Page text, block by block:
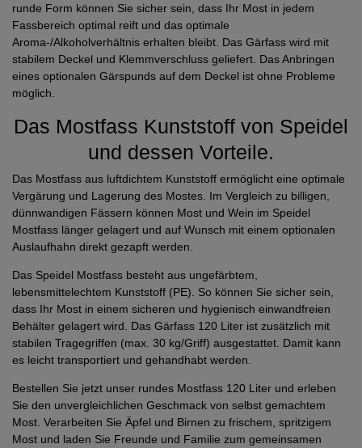
runde Form können Sie sicher sein, dass Ihr Most in jedem
Fassbereich optimal reift und das optimale
Aroma-/Alkoholverhältnis erhalten bleibt. Das Gärfass wird mit
stabilem Deckel und Klemmverschluss geliefert. Das Anbringen
eines optionalen Gärspunds auf dem Deckel ist ohne Probleme
möglich.
Das Mostfass Kunststoff von Speidel
und dessen Vorteile.
Das Mostfass aus luftdichtem Kunststoff ermöglicht eine optimale
Vergärung und Lagerung des Mostes. Im Vergleich zu billigen,
dünnwandigen Fässern können Most und Wein im Speidel
Mostfass länger gelagert und auf Wunsch mit einem optionalen
Auslaufhahn direkt gezapft werden.
Das Speidel Mostfass besteht aus ungefärbtem,
lebensmittelechtem Kunststoff (PE). So können Sie sicher sein,
dass Ihr Most in einem sicheren und hygienisch einwandfreien
Behälter gelagert wird. Das Gärfass 120 Liter ist zusätzlich mit
stabilen Tragegriffen (max. 30 kg/Griff) ausgestattet. Damit kann
es leicht transportiert und gehandhabt werden.
Bestellen Sie jetzt unser rundes Mostfass 120 Liter und erleben
Sie den unvergleichlichen Geschmack von selbst gemachtem
Most. Verarbeiten Sie Äpfel und Birnen zu frischem, spritzigem
Most und laden Sie Freunde und Familie zum gemeinsamen